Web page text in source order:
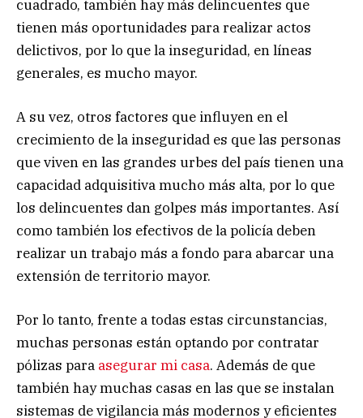
cuadrado, también hay más delincuentes que
tienen más oportunidades para realizar actos
delictivos, por lo que la inseguridad, en líneas
generales, es mucho mayor.
A su vez, otros factores que influyen en el
crecimiento de la inseguridad es que las personas
que viven en las grandes urbes del país tienen una
capacidad adquisitiva mucho más alta, por lo que
los delincuentes dan golpes más importantes. Así
como también los efectivos de la policía deben
realizar un trabajo más a fondo para abarcar una
extensión de territorio mayor.
Por lo tanto, frente a todas estas circunstancias,
muchas personas están optando por contratar
pólizas para asegurar mi casa. Además de que
también hay muchas casas en las que se instalan
sistemas de vigilancia más modernos y eficientes